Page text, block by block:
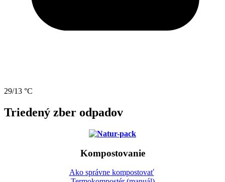
29/13 °C
Triedený zber odpadov
Kompostovanie
Ako správne kompostovať